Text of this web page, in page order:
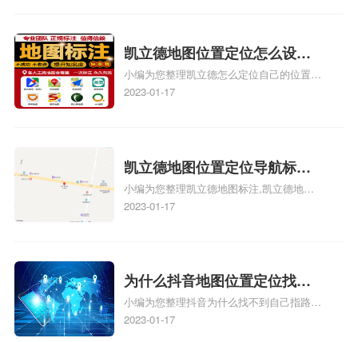
门指路人地图标注服务中心地址标注上地图
怎么弄相关地图标注知识，详情可查看下方
正文！
凯立德地图位置定位怎么设置
自己的指路人地图标注服务中
心名？凯立德地图位置定位怎
小编为您整理凯立德怎么定位自己的位置
啊、手机凯立德地图定位怎么设置往上走、
地图标注服务中心铺招牌相关地图标注知
识，详情可查看下方正文！
2023-01-17
凯立德地图位置定位导航标
注？凯立德地图位置定位,导航,
标注？
小编为您整理凯立德地图标注,凯立德地图
标注怎么做啊、凯立德地图标注,凯立德地
相关地图标注知识，详情可查看下方正文！
2023-01-17
为什么抖音地图位置定位找不
到了？抖音为什么找不到当前
定位了？
小编为您整理抖音为什么找不到自己指路人
地图标注服务中心铺的位置、地图位置更新
2023-01-17